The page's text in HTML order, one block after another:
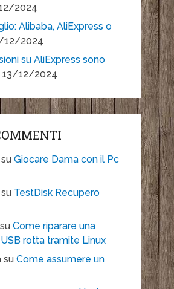
2024
Alibaba, AliExpress o
12/2024
su AliExpress sono
13/12/2024
su Giocare Dama con il Pc
su TestDisk Recupero
su Come riparare una
rotta tramite Linux
su Come assumere un